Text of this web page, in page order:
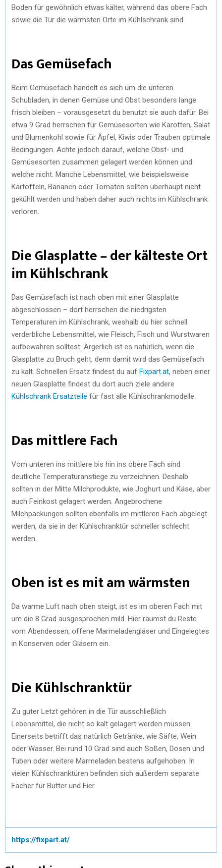
Boden für gewöhnlich etwas kälter, während das obere Fach
sowie die Tür die wärmsten Orte im Kühlschrank sind.
Das Gemüsefach
Beim Gemüsefach handelt es sich um die unteren
Schubladen, in denen Gemüse und Obst besonders lange
frisch bleiben – vorausgesetzt du benutzt sie auch dafür. Bei
etwa 9 Grad herrschen für Gemüsesorten wie Karotten, Salat
und Blumenkohl sowie für Äpfel, Kiwis oder Trauben optimale
Bedingungen. Achte jedoch darauf, welche Obst- und
Gemüsesorten zusammen gelagert werden können und
welche nicht. Manche Lebensmittel, wie beispielsweise
Kartoffeln, Bananen oder Tomaten sollten überhaupt nicht
gekühlt werden und haben daher auch nichts im Kühlschrank
verloren.
Die Glasplatte – der kälteste Ort
im Kühlschrank
Das Gemüsefach ist nach oben mit einer Glasplatte
abgeschlossen – dort herrschen die niedrigsten
Temperaturen im Kühlschrank, weshalb du hier schnell
verderbliche Lebensmittel, wie Fleisch, Fisch und Wurstwaren
aufbewahren solltest. Ärgerlich ist es natürlich, wenn die
Glasplatte zu Bruch geht, denn damit wird das Gemüsefach
zu kalt. Schnellen Ersatz findest du auf Fixpart.at, neben einer
neuen Glasplatte findest du dort auch ziele andere
Kühlschrank Ersatzteile für fast alle Kühlschrankmodelle.
Das mittlere Fach
Vom unteren ins mittlere bis hin ins obere Fach sind
deutliche Temperaturanstiege zu verzeichnen. Deshalb
sollten in der Mitte Milchprodukte, wie Joghurt und Käse, aber
auch Feinkost gelagert werden. Angebrochene
Milchpackungen sollten ebenfalls im mittleren Fach abgelegt
werden, da sie in der Kühlschranktür schneller schlecht
werden.
Oben ist es mit am wärmsten
Da warme Luft nach oben steigt, ist es im oberen Fach mit
um die 8 Grad ausgesprochen mild. Hier räumst du Reste
vom Abendessen, offene Marmeladengläser und Eingelegtes
in Konserven oder Gläsern ein.
Die Kühlschranktür
Zu guter Letzt gehören in die Tür ausschließlich
Lebensmittel, die nicht so kalt gelagert werden müssen.
Einerseits betrifft das natürlich Getränke, wie Säfte, Wein
oder Wasser. Bei rund 10 Grad sind auch Soßen, Dosen und
Tuben oder weitere Marmeladen bestens aufgehoben. In
vielen Kühlschranktüren befinden sich außerdem separate
Fächer für Butter und Eier.
https://fixpart.at/